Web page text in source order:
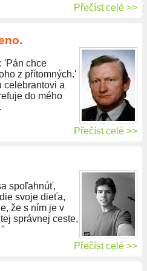
Přečíst celé >>
'Pán chce
z přítomných.'
celebrantovi a
do mého
Přečíst celé >>
spoľahnúť,
svoje dieťa,
že s ním je v
správnej ceste,
Přečíst celé >>